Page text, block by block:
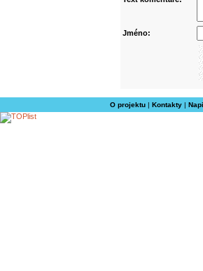
Jméno:
O projektu| Kontakty|